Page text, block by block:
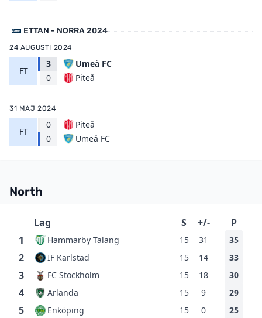
ETTAN - NORRA 2024
24 AUGUSTI 2024
FT
3
0
Umeå FC
Piteå
31 MAJ 2024
FT
0
0
Piteå
Umeå FC
North
Lag S +/-
P
1
Hammarby Talang 15 31 35
2 IF Karlstad 15 14 33
3 FC Stockholm 15 18 30
4 Arlanda 15 9 29
5 Enköping 15 0 25